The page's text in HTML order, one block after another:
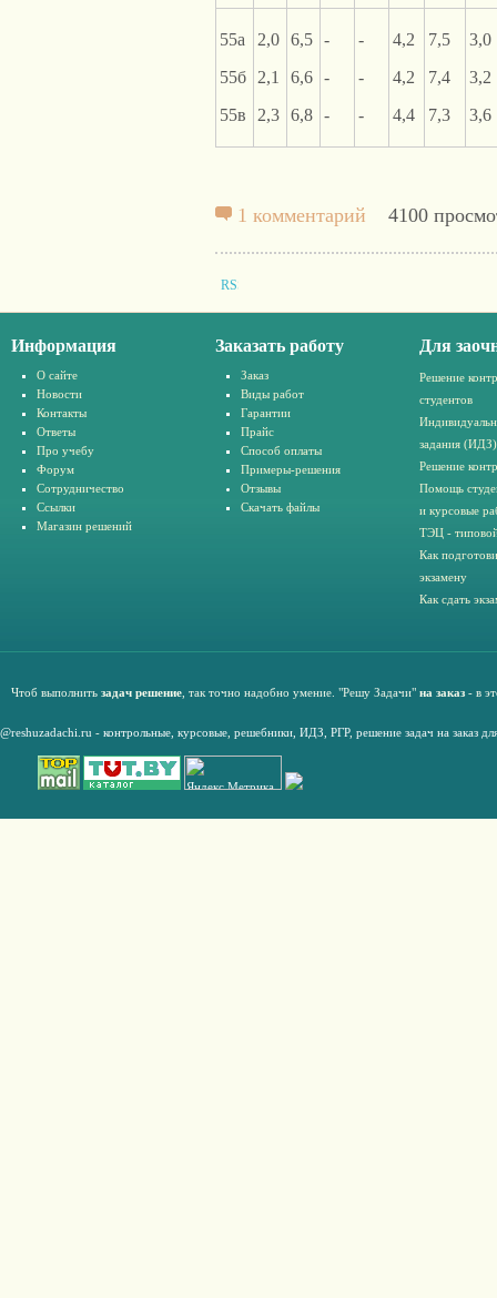
55а
55б
55в
2,0
2,1
2,3
6,5
6,6
6,8
-
-
-
-
-
-
4,2
4,2
4,4
7,5
7,4
7,3
3,0
3,2
3,6
1 комментарий 4100
Информация
О сайте
Новости
Контакты
Ответы
Про учебу
Форум
Сотрудничество
Ссылки
Магазин решений
Заказать работу
Заказ
Виды работ
Гарантии
Прайс
Способ оплаты
Примеры-решения
Отзывы
Скачать файлы
Для
Решение
студентов
задания (ИДЗ)
Решение
Помощь
и курсовые
ТЭЦ -
Как
экзамену
Как сдать
Чтоб выполнить задач решение , так точно надобно умение. "Решу Задачи" на заказ - в
@reshuzadachi.ru - контрольные, курсовые решебники, ИДЗ, РГР, решение задач на заказ